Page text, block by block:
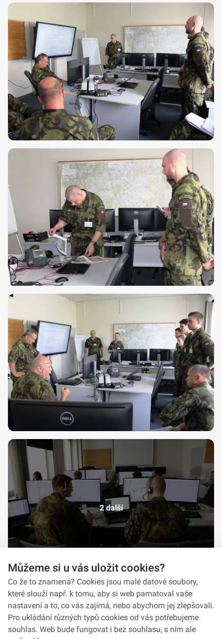
2 další
Můžeme si u vás uložit cookies?
Co že to znamená? Cookies jsou malé datové soubory,
které slouží např. k tomu, aby si web pamatoval vaše
nastavení a to, co vás zajímá, nebo abychom jej zlepšovali.
Pro ukládání různých typů cookies od vás potřebujeme
souhlas. Web bude fungovat i bez souhlasu, s ním ale